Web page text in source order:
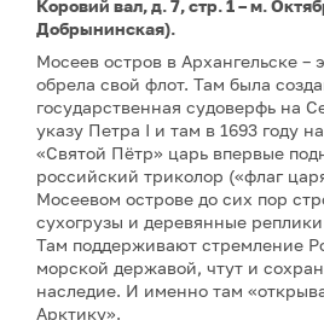
Коровий вал, д. 7, стр. 1 – м.
Добрынинская).
Мосеев остров в Архангельске –
обрела свой флот. Там была
государственная судоверфь на
указу Петра I и там в 1693 году
«Святой Пётр» царь впервые
российский триколор («флаг
Мосеевом острове до сих пор
сухогрузы и деревянные
Там поддерживают стремление
морской державой, чтут и
наследие. И именно там
Арктику».